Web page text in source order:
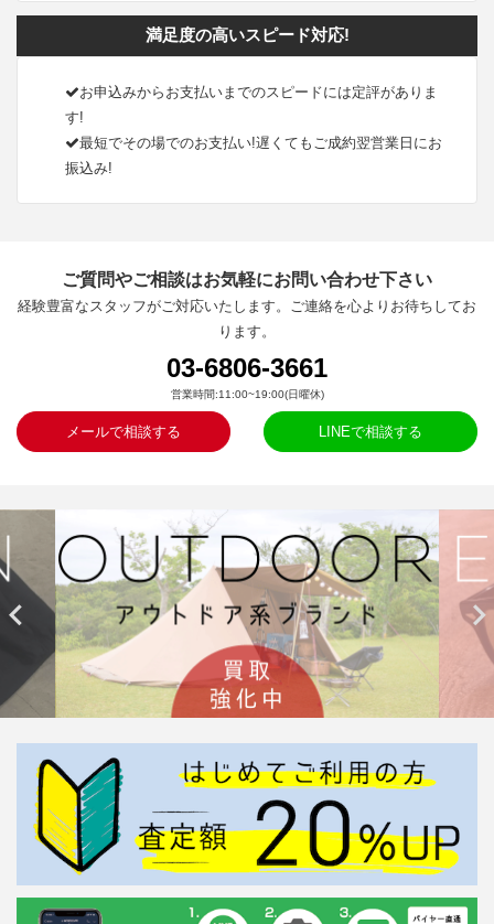
満足度の高いスピード対応!
お申込みからお支払いまでのスピードには定評がありま
す!
最短でその場でのお支払い!遅くてもご成約翌営業日にお
振込み!
ご質問やご相談はお気軽にお問い合わせ下さい
経験豊富なスタッフがご対応いたします。ご連絡を心よりお待ちしてお
ります。
03-6806-3661
営業時間:11:00~19:00(日曜休)
メールで相談する LINEで相談する
 